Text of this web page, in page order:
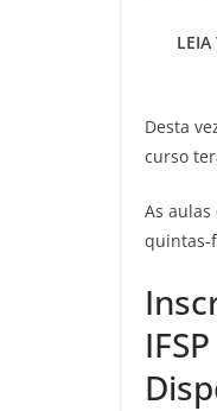
LEIA
Desta
curso
As
quintas-